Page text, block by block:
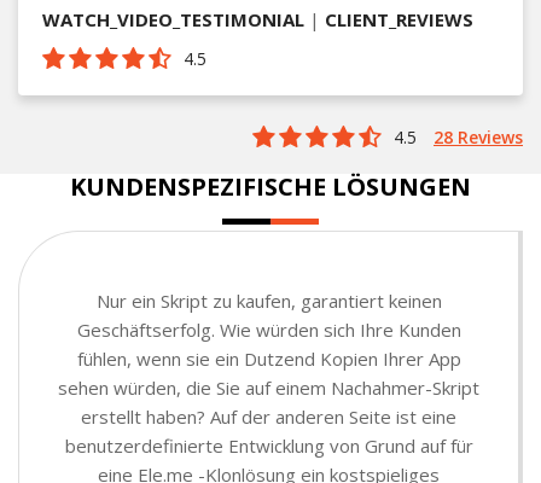
WATCH_VIDEO_TESTIMONIAL | CLIENT_REVIEWS
4.5
4.5 28 Reviews
KUNDENSPEZIFISCHE LÖSUNGEN
Nur ein Skript zu kaufen, garantiert keinen
Geschäftserfolg. Wie würden sich Ihre Kunden
fühlen, wenn sie ein Dutzend Kopien Ihrer App
sehen würden, die Sie auf einem Nachahmer-Skript
erstellt haben? Auf der anderen Seite ist eine
benutzerdefinierte Entwicklung von Grund auf für
eine Ele.me -Klonlösung ein kostspieliges